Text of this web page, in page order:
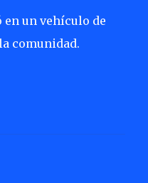
un vehículo de
comunidad.